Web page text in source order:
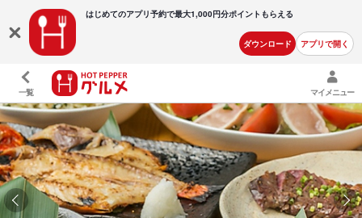
はじめてのアプリ予約で最大1,000円分ポイントもらえる
ダウンロード アプリで開く
一覧 マイメニュー